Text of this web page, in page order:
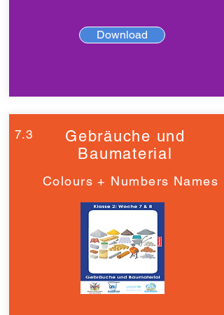
Download
7.3
Gebräuche und
Baumaterial
Colours + Numbers Names